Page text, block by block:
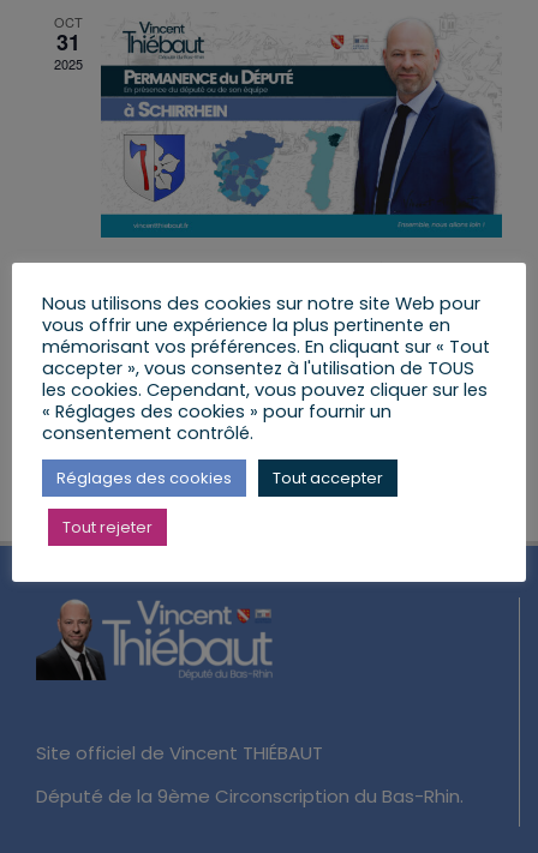
OCT
31
2025
31 octobre 2025 de 10 h 30 minà11 h 30 min
Permanence à Schirrhein
Mairie de SCHIRRHEIN89 Rue Principale,
Schirrhein
Site officiel de Vincent THIÉBAUT
Député de la 9ème Circonscription du Bas-Rhin.
Nous utilisons des cookies sur notre site Web pour
vous offrir une expérience la plus pertinente en
mémorisant vos préférences. En cliquant sur « Tout
accepter », vous consentez à l'utilisation de TOUS
les cookies. Cependant, vous pouvez cliquer sur les
« Réglages des cookies » pour fournir un
consentement contrôlé.
Réglages des cookies Tout accepter
Tout rejeter